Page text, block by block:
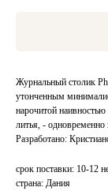
Журнальный столик
утонченным
нарочитой
литья, -
Разработано:
срок поставки: 10-12
страна: Дания